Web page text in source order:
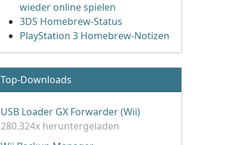
wieder online spielen
3DS Homebrew-Status
PlayStation 3 Homebrew-Notizen
Top-Downloads
USB Loader GX Forwarder (Wii)
280.324x heruntergeladen